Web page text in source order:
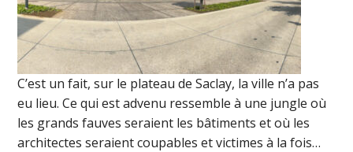
C’est un fait, sur le plateau de Saclay, la ville n’a pas
eu lieu. Ce qui est advenu ressemble à une jungle où
les grands fauves seraient les bâtiments et où les
architectes seraient coupables et victimes à la fois…